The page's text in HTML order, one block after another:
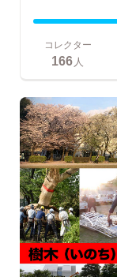
コレクター
166 人